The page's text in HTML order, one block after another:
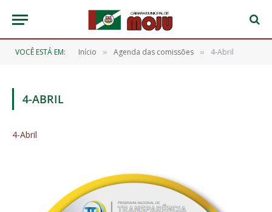
VOCÊ ESTÁ EM: Início » Agenda das comissões » 4-Abril
4-ABRIL
4-Abril